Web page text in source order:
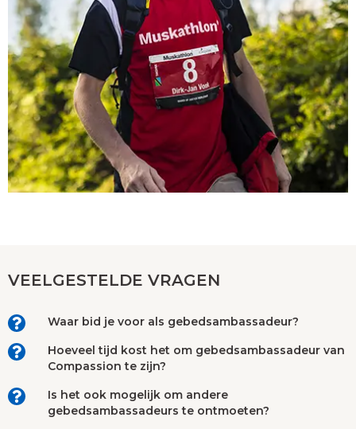
VEELGESTELDE VRAGEN
Waar bid je voor als gebedsambassadeur?
Hoeveel tijd kost het om gebedsambassadeur van
Compassion te zijn?
Is het ook mogelijk om andere
gebedsambassadeurs te ontmoeten?